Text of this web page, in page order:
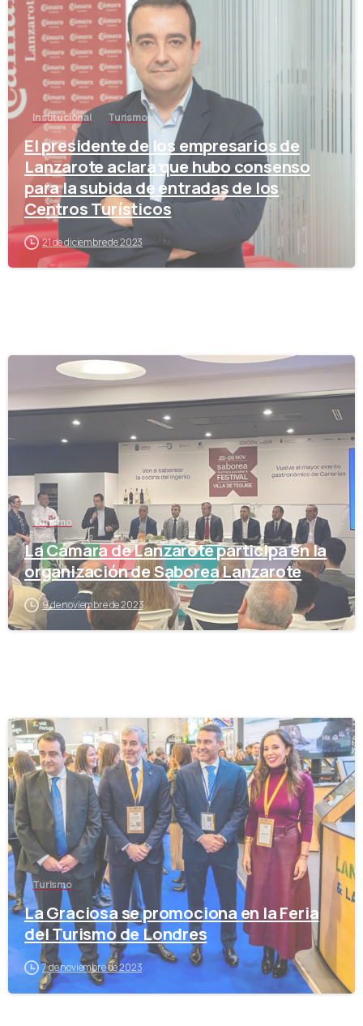
Institucional Turismo
El presidente de los empresarios de
Lanzarote aclara que hubo consenso
para la subida de entradas de los
Centros Turísticos
21 de diciembre de 2023
Turismo
La Cámara de Lanzarote participa en la
organización de Saborea Lanzarote
9 de noviembre de 2023
-
Turismo
La Graciosa se promociona en la Feria
del Turismo de Londres
7 de noviembre de 2023